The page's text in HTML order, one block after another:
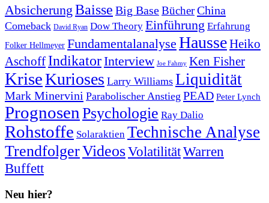
Absicherung Baisse Big BaseBücherChina
Comeback David Ryan Dow Theory Einführung Erfahrung
Folker Hellmeyer Fundamentalanalyse HausseHeiko
Aschoff IndikatorInterview Joe Fahmy Ken Fisher
KriseKurioses Larry Williams Liquidität
Mark Minervini Parabolischer Anstieg PEAD Peter Lynch
Prognosen Psychologie Ray Dalio
Rohstoffe Solaraktien Technische Analyse
TrendfolgerVideosVolatilitätWarren
Buffett
Neu hier?